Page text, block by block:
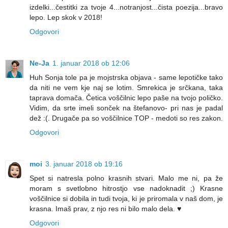
izdelki...čestitki za tvoje 4...notranjost...čista poezija...bravo
lepo. Lep skok v 2018!
Odgovori
Ne-Ja 1. januar 2018 ob 12:06
Huh Sonja tole pa je mojstrska objava - same lepotičke tako
da niti ne vem kje naj se lotim. Smrekica je srčkana, taka
taprava domača. Četica voščilnic lepo paše na tvojo poličko.
Vidim, da srte imeli sonček na štefanovo- pri nas je padal
dež :(. Drugače pa so voščilnice TOP - medoti so res zakon.
Odgovori
moi 3. januar 2018 ob 19:16
Spet si natresla polno krasnih stvari. Malo me ni, pa že
moram s svetlobno hitrostjo vse nadoknadit ;) Krasne
voščilnice si dobila in tudi tvoja, ki je priromala v naš dom, je
krasna. Imaš prav, z njo res ni bilo malo dela. ♥
Odgovori